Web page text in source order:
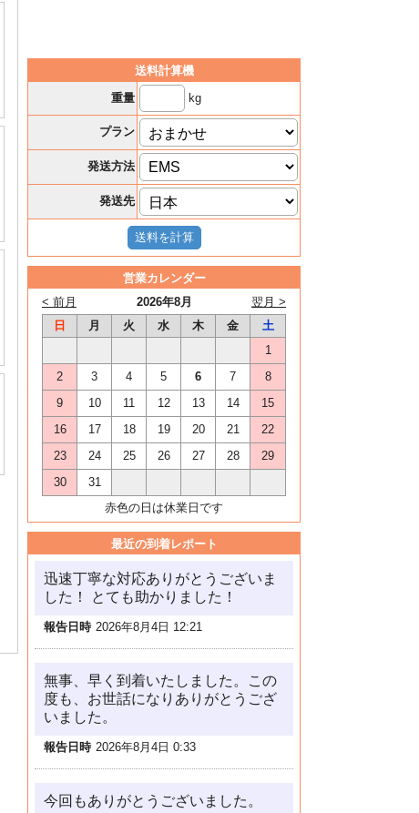
送料計算機
重量
kg
プラン
発送方法
発送先
営業カレンダー
2026年8月
< 前月
翌月 >
日
月 火 水 木 金
土
1
2
3 4 5 6 7
8
9
10 11 12 13 14
15
16
17 18 19 20 21
22
23
24 25 26 27 28
29
30
31
赤色の日は休業日です
最近の到着レポート
迅速丁寧な対応ありがとうございま
した！ とても助かりました！
報告日時 2026年8月4日 12:21
無事、早く到着いたしました。この
度も、お世話になりありがとうござ
いました。
報告日時 2026年8月4日 0:33
今回もありがとうございました。